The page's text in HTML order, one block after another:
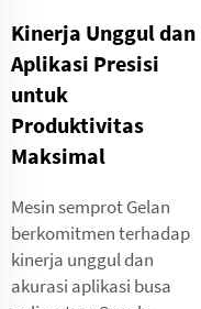
Kinerja Unggul dan
Aplikasi Presisi
untuk
Produktivitas
Maksimal
Mesin semprot Gelan
berkomitmen terhadap
kinerja unggul dan
akurasi aplikasi busa